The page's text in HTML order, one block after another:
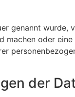
genannt
oder
der